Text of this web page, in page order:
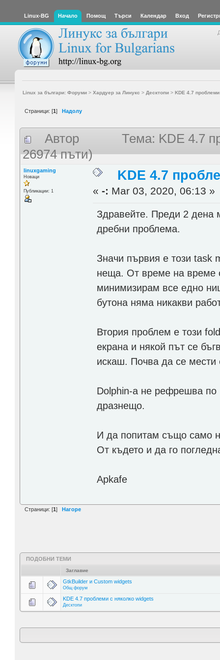
Linux-BG Начало Помощ Търси Календар Вход
Linux за българи: Форуми> Хардуер за Линукс > Десктопи> KDE 4.7
Страници: [1] Надолу
Автор
Тема: KDE 4.7
26974 пъти)
linuxgaming
Новаци
Публикации: 1
KDE 4.7
«-: Mar 03, 2020, 06:13 »
Здравейте. Преди 2 дена
дребни проблема.
Значи първия е този task
неща. От време на време
минимизирам все едно
бутона няма никакви
Втория проблем е този
екрана и някой път се
искаш. Почва да се мести
Dolphin-а не рефрешва по
дразнещо.
И да попитам също само
От където и да го
Apkafe
Страници: [1] Нагоре
ПОДОБНИ ТЕМИ
Заглавие
GtkBuilder и Custom widgets
Общ форум
KDE 4.7 проблеми с няколко widgets
Десктопи